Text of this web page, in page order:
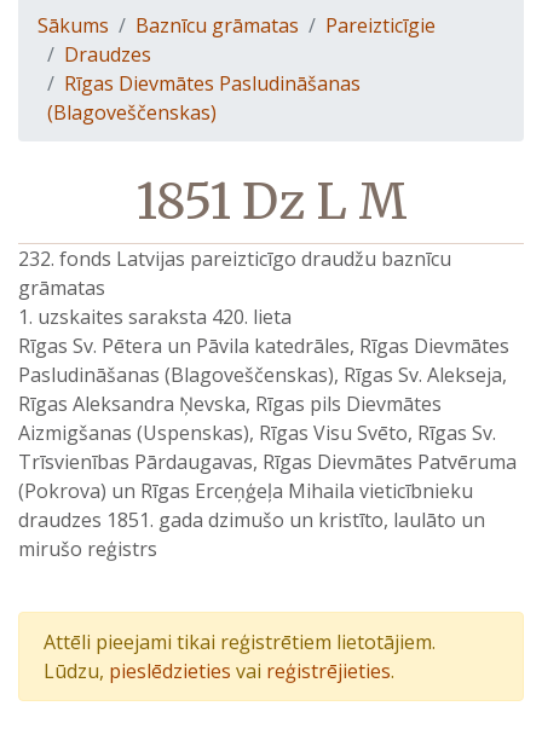
Sākums Baznīcu grāmatas
Pareizticīgie
Draudzes
Rīgas Dievmātes Pasludināšanas
(Blagoveščenskas)
1851 Dz L M
232. fonds Latvijas pareizticīgo draudžu baznīcu
grāmatas
1. uzskaites saraksta 420. lieta
Rīgas Sv. Pētera un Pāvila katedrāles, Rīgas Dievmātes
Pasludināšanas (Blagoveščenskas), Rīgas Sv. Alekseja,
Rīgas Aleksandra Ņevska, Rīgas pils Dievmātes
Aizmigšanas (Uspenskas), Rīgas Visu Svēto, Rīgas Sv.
Trīsvienības Pārdaugavas, Rīgas Dievmātes Patvēruma
(Pokrova) un Rīgas Erceņģeļa Mihaila vieticībnieku
draudzes 1851. gada dzimušo un kristīto, laulāto un
mirušo reģistrs
Attēli pieejami tikai reģistrētiem lietotājiem.
Lūdzu, pieslēdzieties vai reģistrējieties.